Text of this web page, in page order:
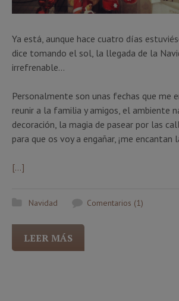
Ya está, aunque hace cuatro días
dice tomando el sol, la llegada de la
irrefrenable…
Personalmente son unas fechas que me
reunir a la familia y amigos, el ambiente
decoración, la magia de pasear por las
para que os voy a engañar, ¡me encantan
[…]
Navidad Comentarios (1)
LEER MÁS